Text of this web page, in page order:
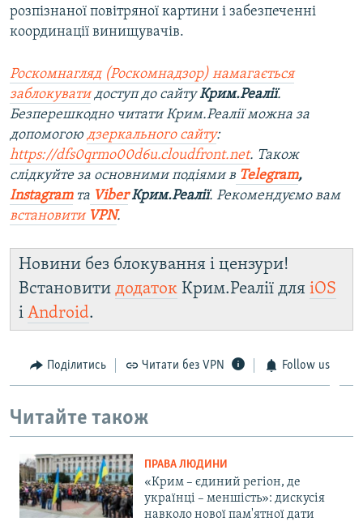
розпізнаної повітряної картини і забезпеченні
координації винищувачів.
Роскомнагляд (Роскомнадзор) намагається
заблокуватидоступ до сайтуКрим.Реалії.
Безперешкодно читати Крим.Реалії можна за
допомогою дзеркального сайту:
https://dfs0qrmo00d6u.cloudfront.net. Також
слідкуйте за основними подіями в Telegram,
Instagramта ViberКрим.Реалії. Рекомендуємо вам
встановити VPN.
Новини без блокування і цензури!
Встановити додаток Крим.Реалії для iOS
і Android.
Поділитись Читати без VPN Follow us
Читайте також
ПРАВА ЛЮДИНИ
«Крим – єдиний регіон, де
українці – меншість»: дискусія
навколо нової пам'ятної дати